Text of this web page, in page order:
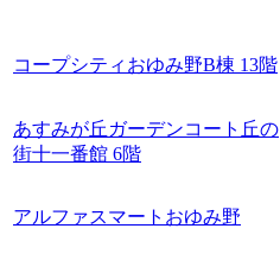
コープシティおゆみ野B棟 13階
あすみが丘ガーデンコート丘の
街十一番館 6階
アルファスマートおゆみ野